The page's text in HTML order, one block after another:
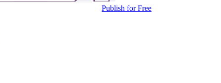
Publish for Free